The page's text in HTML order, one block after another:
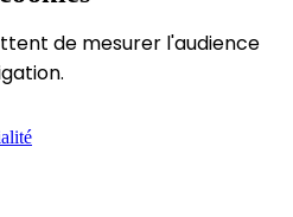
de mesurer l'audience